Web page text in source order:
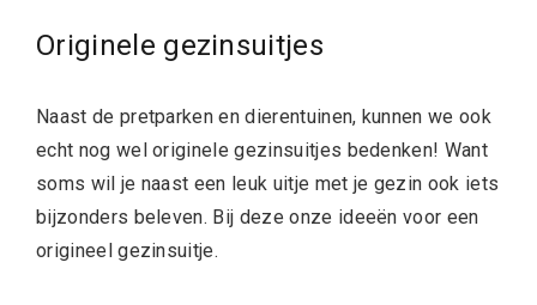
Originele gezinsuitjes
Naast de pretparken en dierentuinen, kunnen we ook
echt nog wel originele gezinsuitjes bedenken! Want
soms wil je naast een leuk uitje met je gezin ook iets
bijzonders beleven. Bij deze onze ideeën voor een
origineel gezinsuitje.